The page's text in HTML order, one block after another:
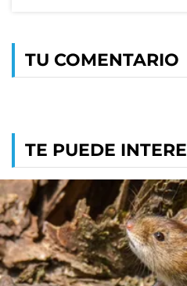
TU COMENTARIO
TE PUEDE